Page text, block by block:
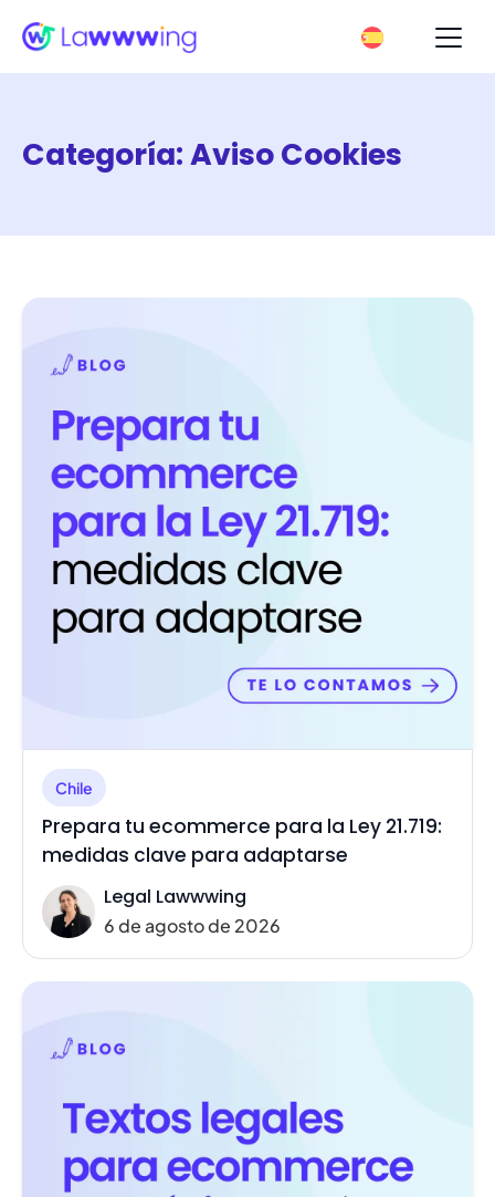
Categoría:Aviso Cookies
Chile
Prepara tu ecommerce para la Ley 21.719:
medidas clave para adaptarse
Legal Lawwwing
6 de agosto de 2026